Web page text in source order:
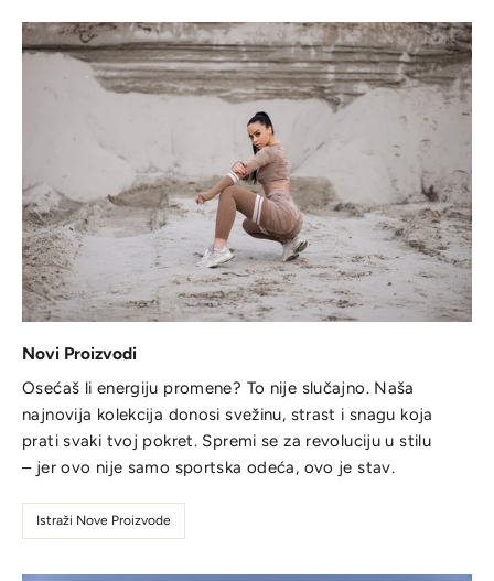
Novi Proizvodi
Osećaš li energiju promene? To nije slučajno. Naša
najnovija kolekcija donosi svežinu, strast i snagu koja
prati svaki tvoj pokret. Spremi se za revoluciju u stilu
– jer ovo nije samo sportska odeća, ovo je stav.
Istraži Nove Proizvode